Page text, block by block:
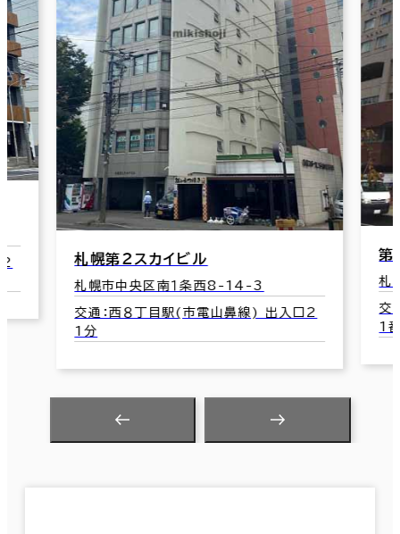
2 札幌第２スカイビル
札幌市中央区南１条西8-14-3
交通：西８丁目駅(市電山鼻線) 出入口2
1分
第
札
交
1